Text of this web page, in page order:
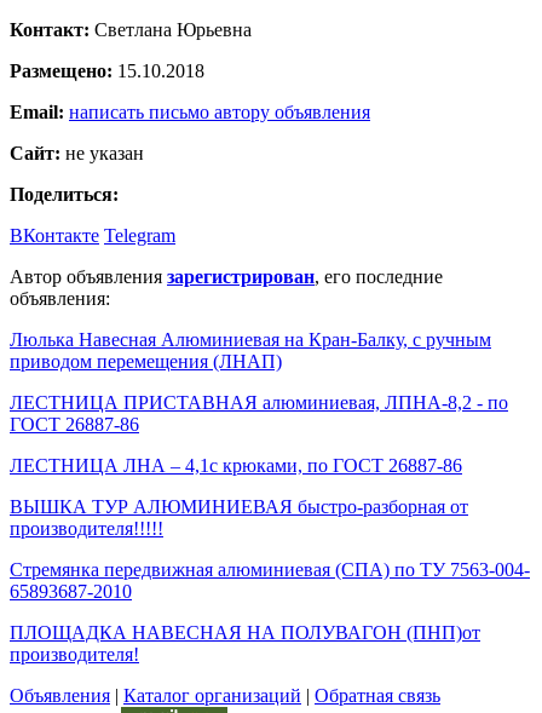
Контакт: Светлана Юрьевна
Размещено: 15.10.2018
Email: написать письмо автору объявления
Сайт: не указан
Поделиться:
ВКонтакте Telegram
Автор объявления зарегистрирован, его последние
объявления:
Люлька Навесная Алюминиевая на Кран-Балку, с ручным
приводом перемещения (ЛНАП)
ЛЕСТНИЦА ПРИСТАВНАЯ алюминиевая, ЛПНА-8,2 - по
ГОСТ 26887-86
ЛЕСТНИЦА ЛНА – 4,1с крюками, по ГОСТ 26887-86
ВЫШКА ТУР АЛЮМИНИЕВАЯ быстро-разборная от
производителя!!!!!
Стремянка передвижная алюминиевая (СПА) по ТУ 7563-004-
65893687-2010
ПЛОЩАДКА НАВЕСНАЯ НА ПОЛУВАГОН (ПНП)от
производителя!
Объявления | Каталог организаций | Обратная связь